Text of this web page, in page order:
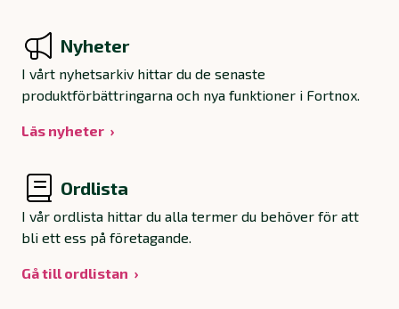
Nyheter
I vårt nyhetsarkiv hittar du de senaste
produktförbättringarna och nya funktioner i Fortnox.
Läs nyheter
Ordlista
I vår ordlista hittar du alla termer du behöver för att
bli ett ess på företagande.
Gå till ordlistan